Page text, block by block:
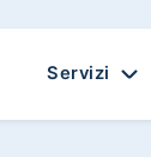
Servizi